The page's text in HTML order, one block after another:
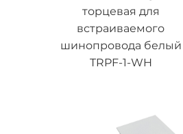
торцевая для
встраиваемого
шинопровода белый
TRPF-1-WH